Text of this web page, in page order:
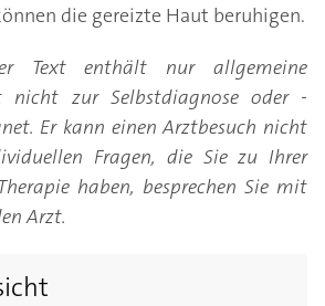
die gereizte Haut beruhigen.
Text enthält nur allgemeine
nicht zur Selbstdiagnose oder -
Er kann einen Arztbesuch nicht
Fragen, die Sie zu Ihrer
haben, besprechen Sie mit
Arzt.